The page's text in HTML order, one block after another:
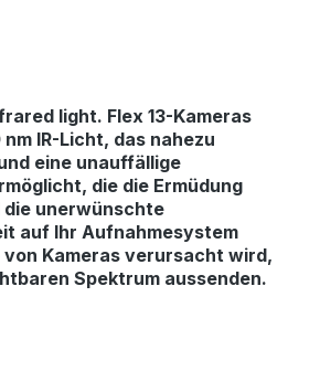
light. Flex 13-Kameras
IR-Licht, das nahezu
eine unauffällige
die die Ermüdung
die unerwünschte
auf Ihr Aufnahmesystem
Kameras verursacht wird,
Spektrum aussenden.